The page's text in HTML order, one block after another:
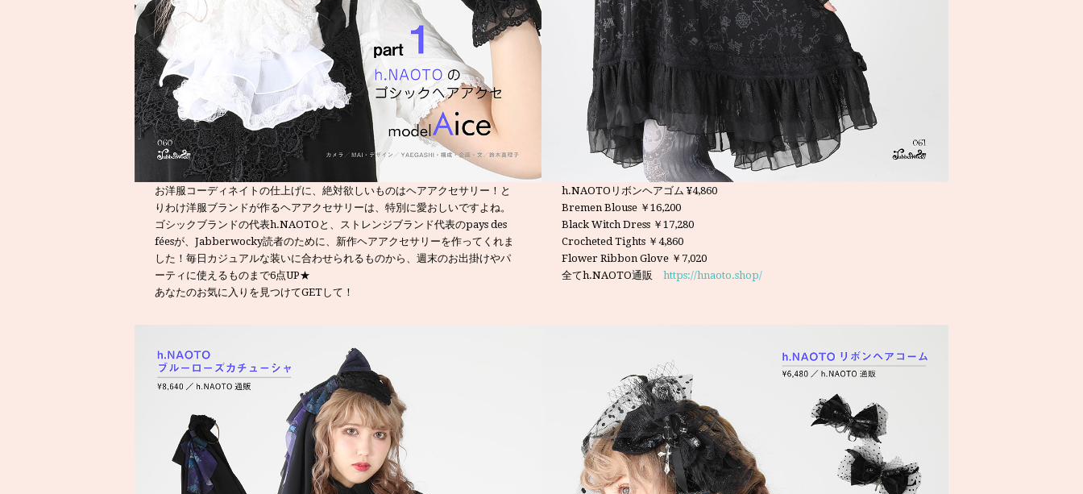
お洋服コーディネイトの仕上げに、絶対欲しいものはヘアアクセサリー！と
りわけ洋服ブランドが作るヘアアクセサリーは、特別に愛おしいですよね。
ゴシックブランドの代表h.NAOTOと、ストレンジブランド代表のpays des
féesが、Jabberwocky読者のために、新作ヘアアクセサリーを作ってくれま
した！毎日カジュアルな装いに合わせられるものから、週末のお出掛けやパ
ーティに使えるものまで6点UP★
あなたのお気に入りを見つけてGETして！
h.NAOTOリボンヘアゴム ¥4,860
Bremen Blouse ￥16,200
Black Witch Dress ￥17,280
Crocheted Tights ￥4,860
Flower Ribbon Glove ￥7,020
全てh.NAOTO通販https://hnaoto.shop/